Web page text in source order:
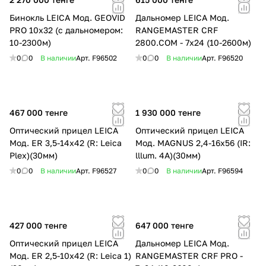
Бинокль LEICA Мод. GEOVID
PRO 10x32 (с дальномером:
10-2300м)
0 0 В наличииАрт. F96502
Дальномер LEICA Мод.
RANGEMASTER CRF
2800.COM - 7х24 (10-2600м)
0 0 В наличииАрт. F96520
467 000 тенге
Оптический прицел LEICA
Мод. ER 3,5-14x42 (R: Leica
Plex)(30мм)
0 0 В наличииАрт. F96527
1 930 000 тенге
Оптический прицел LEICA
Мод. MAGNUS 2,4-16x56 (IR:
lllum. 4A)(30мм)
0 0 В наличииАрт. F96594
427 000 тенге
Оптический прицел LEICA
Мод. ER 2,5-10x42 (R: Leica 1)
647 000 тенге
Дальномер LEICA Мод.
RANGEMASTER CRF PRO -